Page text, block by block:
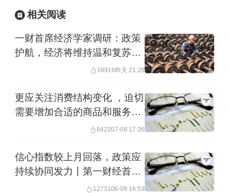
服务消费需求季节性回落，但在
促消费政策推动下，消费市场整
体稳健发展、向新向优。
金融数据将高于上月，新增贷款预测均
值为32550亿元、社会融资总量预测均值
9%。他们认为4月LPR利率和存准水平
调整的可能性较小。
相关阅读
一财首席经济学家调研：政策
护航，经济将维持温和复苏态
16916昨天 21:26
更应关注消费结构变化 ，迫切
需要增加合适的商品和服务供
给丨第一财经首席经济学家调
842207-09 17:36
信心指数较上月回落，政策应
持续协同发力丨第一财经首席
1273106-09 16:53